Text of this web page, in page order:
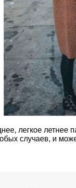
легкое
случаев, и